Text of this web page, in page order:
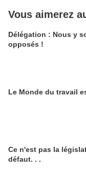
Vous aimerez
Délégation : Nous y
opposés !
Le Monde du travail
Ce n'est pas la
défaut. . .